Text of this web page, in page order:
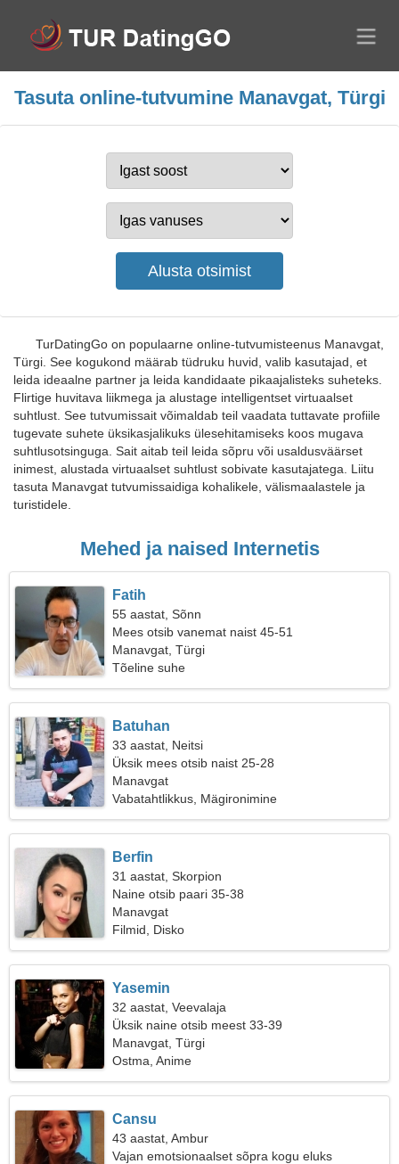
Tasuta online-tutvumine Manavgat, Türgi
TurDatingGo on populaarne online-tutvumisteenus Manavgat,
Türgi. See kogukond määrab tüdruku huvid, valib kasutajad, et
leida ideaalne partner ja leida kandidaate pikaajalisteks suheteks.
Flirtige huvitava liikmega ja alustage intelligentset virtuaalset
suhtlust. See tutvumissait võimaldab teil vaadata tuttavate profiile
tugevate suhete üksikasjalikuks ülesehitamiseks koos mugava
suhtlusotsinguga. Sait aitab teil leida sõpru või usaldusväärset
inimest, alustada virtuaalset suhtlust sobivate kasutajatega. Liitu
tasuta Manavgat tutvumissaidiga kohalikele, välismaalastele ja
turistidele.
Mehed ja naised Internetis
Fatih
55 aastat, Sõnn
Mees otsib vanemat naist 45-51
Manavgat, Türgi
Tõeline suhe
Batuhan
33 aastat, Neitsi
Üksik mees otsib naist 25-28
Manavgat
Vabatahtlikkus, Mägironimine
Berfin
31 aastat, Skorpion
Naine otsib paari 35-38
Manavgat
Filmid, Disko
Yasemin
32 aastat, Veevalaja
Üksik naine otsib meest 33-39
Manavgat, Türgi
Ostma, Anime
Cansu
43 aastat, Ambur
Vajan emotsionaalset sõpra kogu eluks